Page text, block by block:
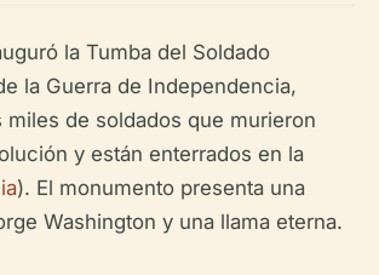
la Tumba del Soldado
la Guerra de Independencia,
miles de soldados que murieron
y están enterrados en la
). El monumento presenta una
Washington y una llama eterna.